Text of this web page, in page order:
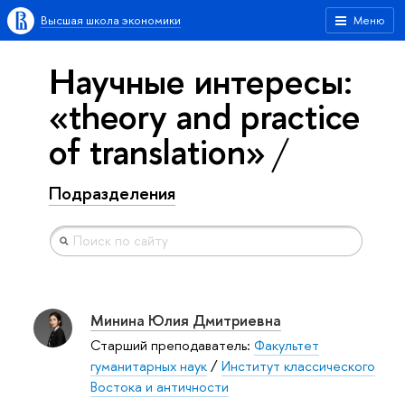
Меню
Высшая школа экономики
Научные интересы:
«theory and practice
of translation»
Подразделения
Минина Юлия Дмитриевна
Старший преподаватель: Факультет
гуманитарных наук/Институт классического
Востока и античности